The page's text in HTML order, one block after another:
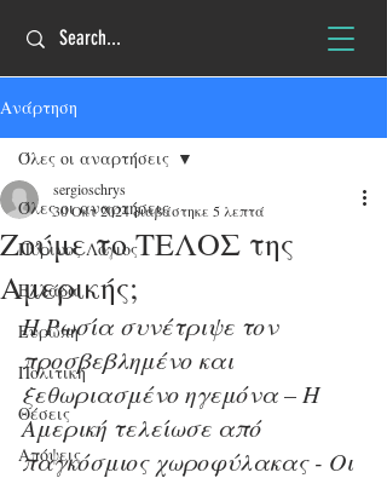
Ανάρτηση
Όλες οι αναρτήσεις
Πύρινος Λόγιος
Ελλάδα
Ευρώπη
Πολιτική
Θέσεις
Απόψεις
Όλες οι αναρτήσεις
Zούμε το ΤΕΛΟΣ της
Αμερικής;
sergioschrys
30 Οκτ 2024διαβάστηκε 5 λεπτά
Η Ρωσία συνέτριψε τον
προσβεβλημένο και
ξεθωριασμένο ηγεμόνα – Η
Αμερική τελείωσε από
παγκόσμιος χωροφύλακας - Οι